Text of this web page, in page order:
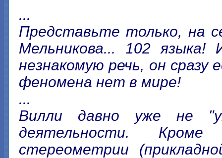
...
Представьте только, на
Мельникова... 102
незнакомую речь, он сразу
феномена нет в мире!
...
Вилли давно уже не
деятельности.
стереометрии